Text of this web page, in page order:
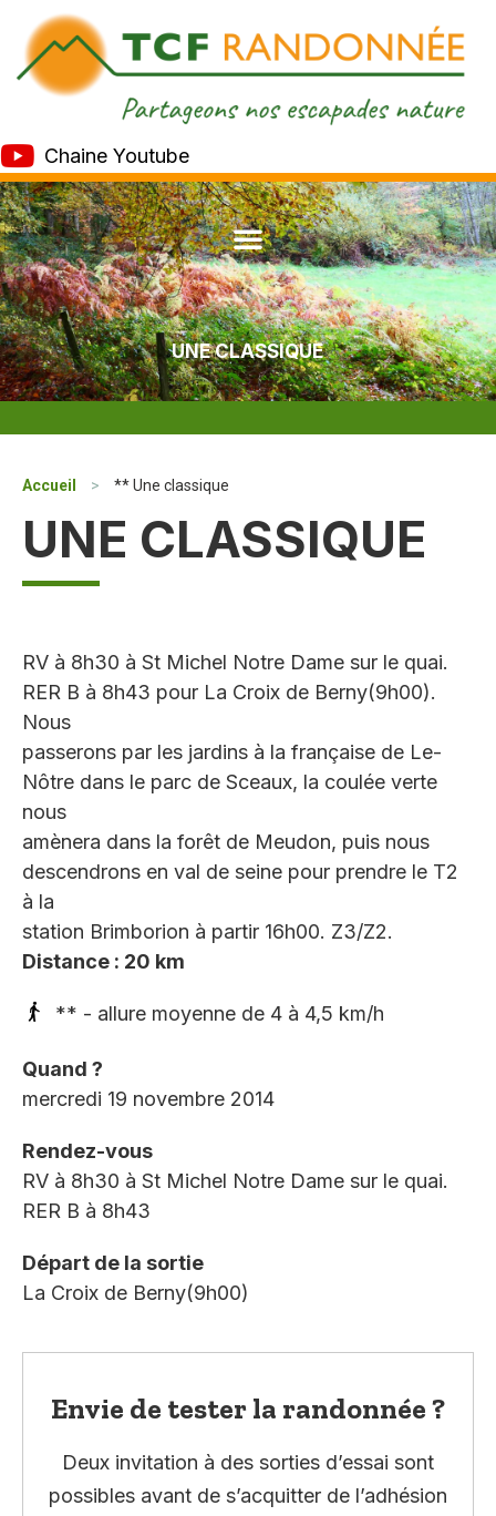
Chaine Youtube
UNE CLASSIQUE
Accueil > ** Une classique
UNE CLASSIQUE
RV à 8h30 à St Michel Notre Dame sur le quai.
RER B à 8h43 pour La Croix de Berny(9h00).
Nous
passerons par les jardins à la française de Le-
Nôtre dans le parc de Sceaux, la coulée verte
nous
amènera dans la forêt de Meudon, puis nous
descendrons en val de seine pour prendre le T2
à la
station Brimborion à partir 16h00. Z3/Z2.
Distance : 20 km
** - allure moyenne de 4 à 4,5 km/h
Quand ?
mercredi 19 novembre 2014
Rendez-vous
RV à 8h30 à St Michel Notre Dame sur le quai.
RER B à 8h43
Départ de la sortie
La Croix de Berny(9h00)
Envie de tester la randonnée ?
Deux invitation à des sorties d’essai sont
possibles avant de s’acquitter de l’adhésion